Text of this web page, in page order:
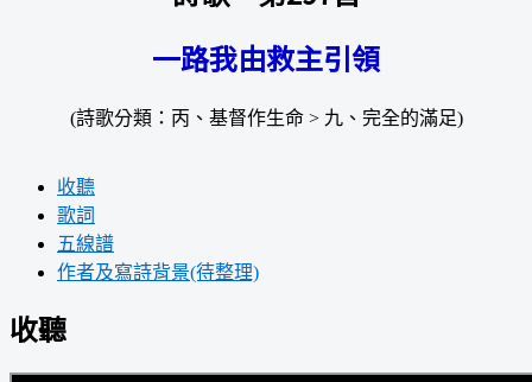
一路我由救主引領
(詩歌分類：丙、基督作生命 > 九、完全的滿足)
收聽
歌詞
五線譜
作者及寫詩背景(待整理)
收聽